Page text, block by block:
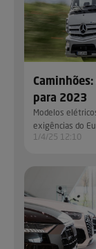
para 2023
Modelos
exigências do
1/4/25 12:10